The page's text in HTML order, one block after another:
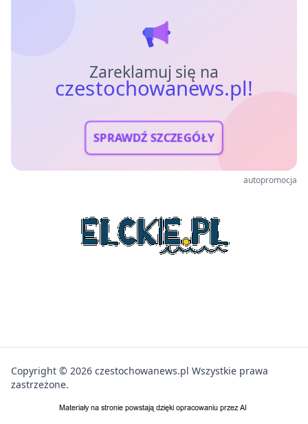
Zareklamuj się na
czestochowanews.pl!
SPRAWDŹ SZCZEGÓŁY
autopromocja
Copyright © 2026 czestochowanews.pl Wszystkie prawa
zastrzeżone.